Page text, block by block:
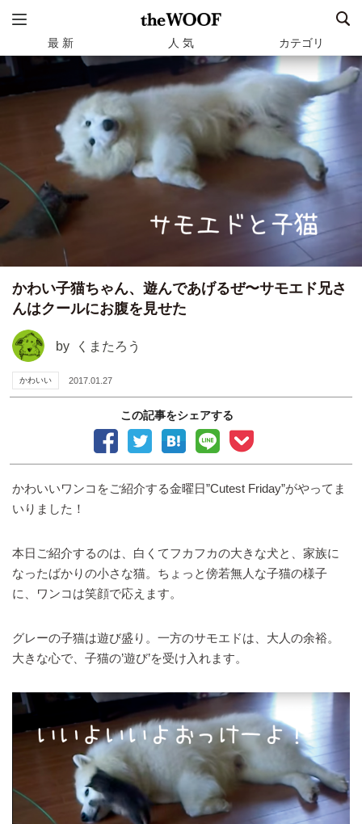
最 新 人 気 カテゴリ
かわい子猫ちゃん、遊んであげるぜ〜サモエド兄さ
んはクールにお腹を見せた
by くまたろう
かわいい 2017.01.27
この記事をシェアする
かわいいワンコをご紹介する金曜日”Cutest Friday”がやってま
いりました！
本日ご紹介するのは、白くてフカフカの大きな犬と、家族に
なったばかりの小さな猫。ちょっと傍若無人な子猫の様子
に、ワンコは笑顔で応えます。
グレーの子猫は遊び盛り。一方のサモエドは、大人の余裕。
大きな心で、子猫の’遊び’を受け入れます。